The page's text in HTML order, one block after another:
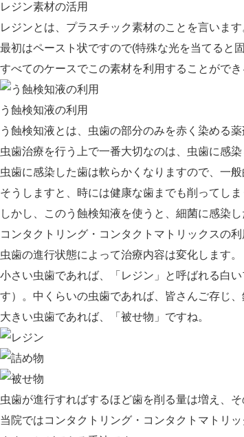
レジン素材の活用
レジンとは、プラスチック素材のことを言います
最初はペースト状ですので(特殊な光を当てると
すべてのケースでこの素材を利用することがで
う蝕検知液の利用
う蝕検知液とは、虫歯の部分のみを赤く染める薬
虫歯治療を行う上で一番大切なのは、虫歯に感
虫歯に感染した歯は軟らかくなりますので、一
そうしますと、時には健康な歯までも削ってしま
しかし、このう蝕検知液を使うと、細菌に感染
コンタクトリング・コンタクトマトリックスの利
虫歯の進行状態によって治療内容は変化します。
小さい虫歯であれば、「レジン」と呼ばれる白
す）。中くらいの虫歯であれば、皆さんご存じ、
大きい虫歯であれば、「被せ物」ですね。
虫歯が進行すればするほど歯を削る量は増え、
当院ではコンタクトリング・コンタクトマトリ